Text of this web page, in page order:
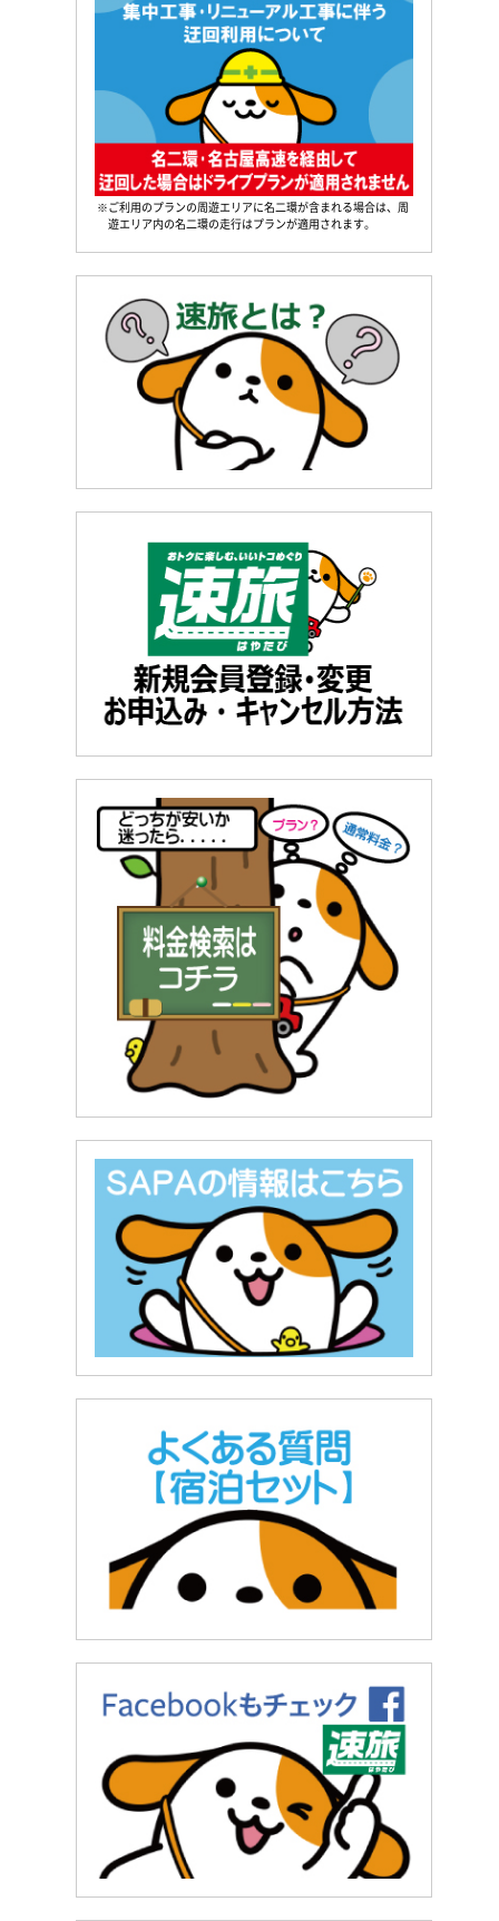
※ご利用のプランの周遊エリアに名二環が含まれる場合は、周
遊エリア内の名二環の走行はプランが適用されます。